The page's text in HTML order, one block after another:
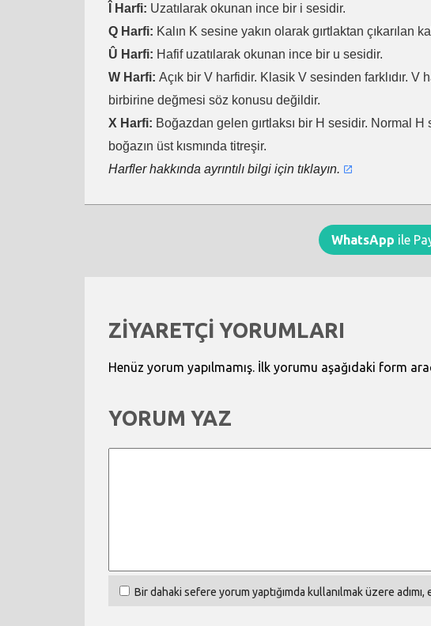
Î Harfi: Uzatılarak okunan ince bir i sesidir.
Q Harfi: Kalın K sesine yakın olarak gırtlaktan çıkarılan
Û Harfi: Hafif uzatılarak okunan ince bir u sesidir.
W Harfi: Açık bir V harfidir. Klasik V sesinden farklıdır.
birbirine değmesi söz konusu değildir.
X Harfi: Boğazdan gelen gırtlaksı bir H sesidir. Normal H
boğazın üst kısmında titreşir.
Harfler hakkında ayrıntılı bilgi için tıklayın.
WhatsApp ile
ZİYARETÇİ YORUMLARI
Henüz yorum yapılmamış. İlk yorumu aşağıdaki form
YORUM YAZ
Bir dahaki sefere yorum yaptığımda kullanılmak üzere